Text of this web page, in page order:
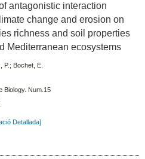
antagonistic interaction
change and erosion on
richness and soil properties
Mediterranean ecosystems
P.; Bochet, E.
Biology. Num.15
Detallada]